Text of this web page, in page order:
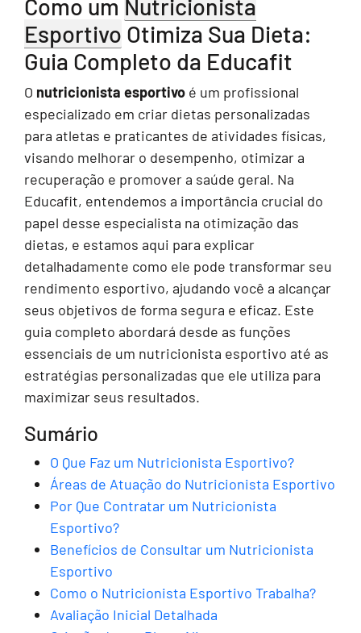
Como um Nutricionista
Esportivo Otimiza Sua Dieta:
Guia Completo da Educafit
O nutricionista esportivo é um profissional
especializado em criar dietas personalizadas
para atletas e praticantes de atividades físicas,
visando melhorar o desempenho, otimizar a
recuperação e promover a saúde geral. Na
Educafit, entendemos a importância crucial do
papel desse especialista na otimização das
dietas, e estamos aqui para explicar
detalhadamente como ele pode transformar seu
rendimento esportivo, ajudando você a alcançar
seus objetivos de forma segura e eficaz. Este
guia completo abordará desde as funções
essenciais de um nutricionista esportivo até as
estratégias personalizadas que ele utiliza para
maximizar seus resultados.
Sumário
O Que Faz um Nutricionista Esportivo?
Áreas de Atuação do Nutricionista Esportivo
Por Que Contratar um Nutricionista
Esportivo?
Benefícios de Consultar um Nutricionista
Esportivo
Como o Nutricionista Esportivo Trabalha?
Avaliação Inicial Detalhada